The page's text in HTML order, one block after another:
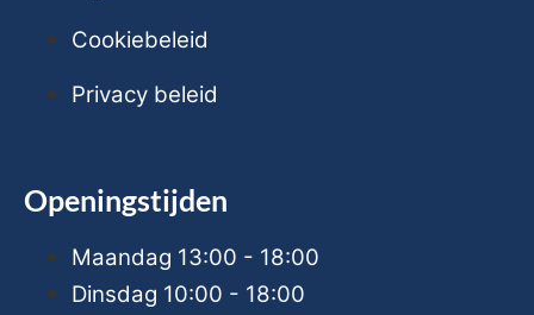
Cookiebeleid
Privacy beleid
Openingstijden
Maandag 13:00 - 18:00
Dinsdag 10:00 - 18:00